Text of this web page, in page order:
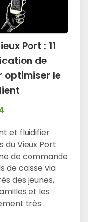
Port : 11
de
optimiser le
et fluidifier
du Vieux Port
de commande
de caisse via
des jeunes,
et les
très